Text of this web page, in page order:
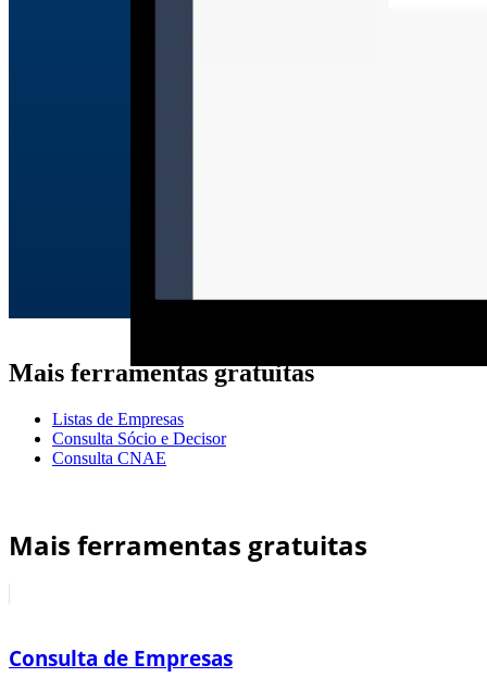
Mais ferramentas gratuitas
Listas de Empresas
Consulta Sócio e Decisor
Consulta CNAE
Mais ferramentas gratuitas
Consulta de Empresas